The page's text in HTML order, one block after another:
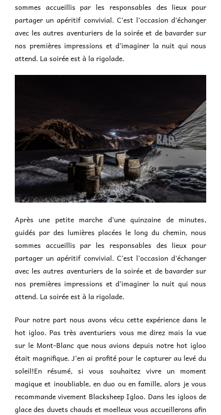
sommes accueillis par les responsables des lieux pour
partager un apéritif convivial. C’est l’occasion d’échanger
avec les autres aventuriers de la soirée et de bavarder sur
nos premières impressions et d’imaginer la nuit qui nous
attend. La soirée est à la rigolade.
Après une petite marche d’une quinzaine de minutes,
guidés par des lumières placées le long du chemin, nous
sommes accueillis par les responsables des lieux pour
partager un apéritif convivial. C’est l’occasion d’échanger
avec les autres aventuriers de la soirée et de bavarder sur
nos premières impressions et d’imaginer la nuit qui nous
attend. La soirée est à la rigolade.
Pour notre part nous avons vécu cette expérience dans le
hot igloo. Pas très aventuriers vous me direz mais la vue
sur le Mont-Blanc que nous avions depuis notre hot igloo
était magnifique. J’en ai profité pour le capturer au levé du
soleil!En résumé, si vous souhaitez vivre un moment
magique et inoubliable, en duo ou en famille, alors je vous
recommande vivement Blacksheep Igloo. Dans les igloos de
glace des duvets chauds et moelleux vous accueillerons afin